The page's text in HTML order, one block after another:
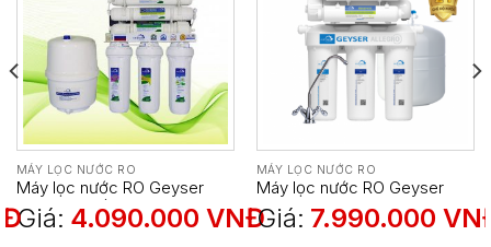
MÁY LỌC NƯỚC RO
Máy lọc nước RO Geyser
GS106 (6 cấp lọc)
Giá: 4.090.000 VNĐ
MÁY LỌC NƯỚC RO
Máy lọc nước RO Geyser
Allegro M – NEW 2019 !
Giá: 7.990.000